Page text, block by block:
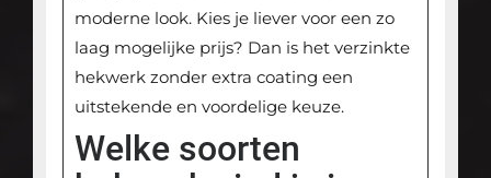
moderne look. Kies je liever voor een zo
laag mogelijke prijs? Dan is het verzinkte
hekwerk zonder extra coating een
uitstekende en voordelige keuze.
Welke soorten